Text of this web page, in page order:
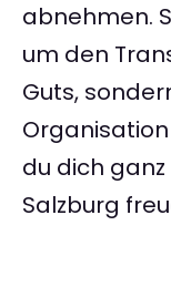
abnehmen.
um den
Guts,
du dich
Salzburg